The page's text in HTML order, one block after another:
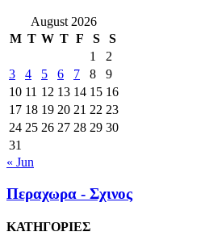
August 2026
M T W T F S
S
1
2
3
4 5 6 7 8
9
10 11 12 13 14 15 16
17 18 19 20 21 22 23
24 25 26 27 28 29 30
31
« Jun
Περαχωρα - Σχινος
ΚΑΤΗΓΟΡΙΕΣ